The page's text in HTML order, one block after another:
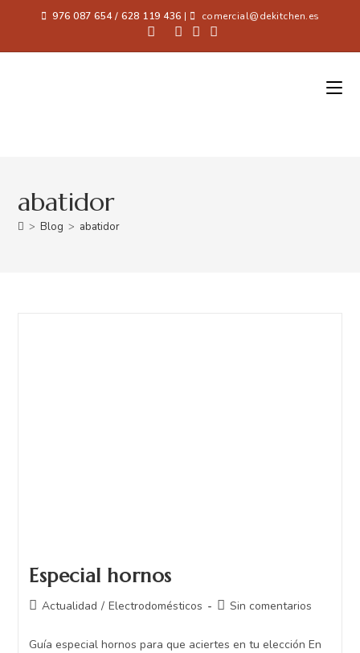
976 087 654 / 628 119 436 | comercial@dekitchen.es
abatidor
> Blog > abatidor
Especial hornos
Actualidad / Electrodomésticos Sin comentarios
Guía especial hornos para que aciertes en tu elección En